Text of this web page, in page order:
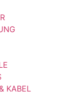
KABEL